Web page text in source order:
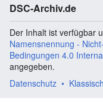
DSC-Archiv.de
Der Inhalt ist verfügbar
Namensnennung -
Bedingungen 4.0
angegeben.
Datenschutz